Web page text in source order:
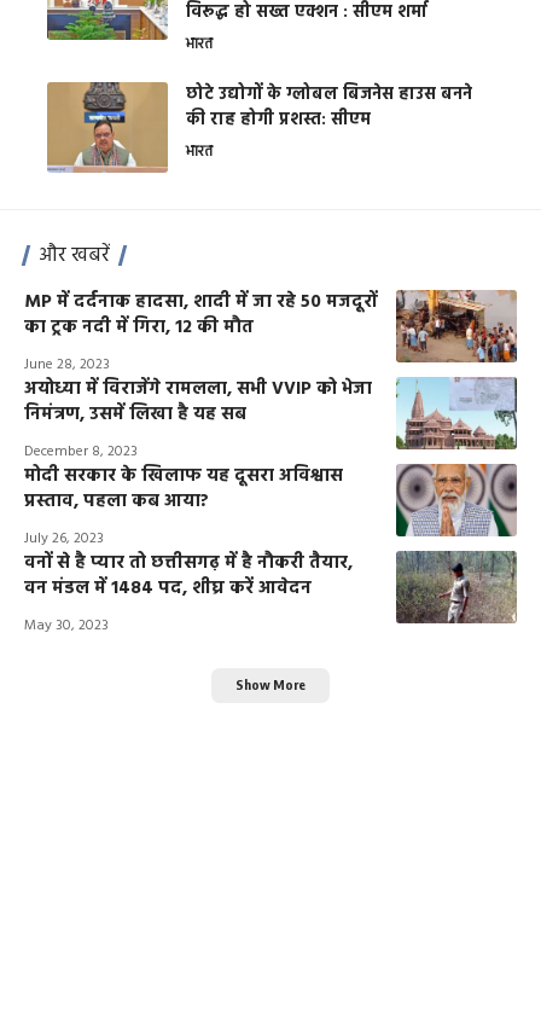
विरूद्ध हो सख्त एक्शन : सीएम शर्मा
भारत
छोटे उद्योगों के ग्लोबल बिजनेस हाउस बनने
की राह होगी प्रशस्त: सीएम
भारत
और खबरें
MP में दर्दनाक हादसा, शादी में जा रहे 50 मजदूरों
का ट्रक नदी में गिरा, 12 की मौत
June 28, 2023
अयोध्या में विराजेंगे रामलला, सभी VVIP को भेजा
निमंत्रण, उसमें लिखा है यह सब
December 8, 2023
मोदी सरकार के खिलाफ यह दूसरा अविश्वास
प्रस्ताव, पहला कब आया?
July 26, 2023
वनों से है प्यार तो छत्तीसगढ़ में है नौकरी तैयार,
वन मंडल में 1484 पद, शीघ्र करें आवेदन
May 30, 2023
Show More